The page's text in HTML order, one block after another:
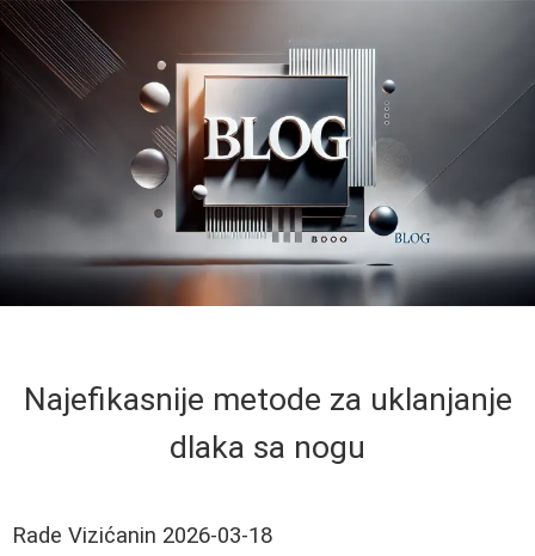
Najefikasnije metode za uklanjanje
dlaka sa nogu
Rade Vizićanin 2026-03-18